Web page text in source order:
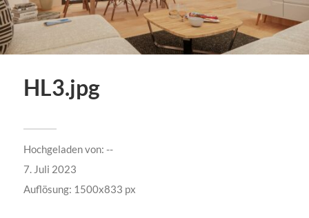
HL3.jpg
Hochgeladen von: --
7. Juli 2023
Auflösung: 1500x833 px